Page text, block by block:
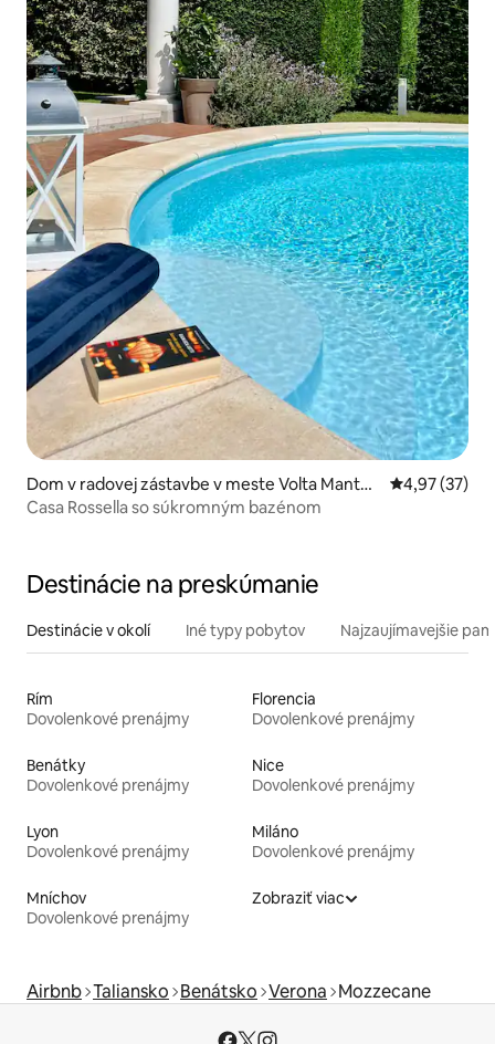
Dom v radovej zástavbe v meste Volta Mantov
ana
Priemerné
4,97 (37)
Casa Rossella so súkromným bazénom
Destinácie na preskúmanie
Destinácie v okolí Iné typy pobytov Najzaujímavejšie
Rím
Dovolenkové prenájmy
Florencia
Dovolenkové prenájmy
Benátky
Dovolenkové prenájmy
Nice
Dovolenkové prenájmy
Lyon
Dovolenkové prenájmy
Miláno
Dovolenkové prenájmy
Mníchov
Dovolenkové prenájmy
Zobraziť viac
Airbnb Taliansko Benátsko Verona Mozzecane